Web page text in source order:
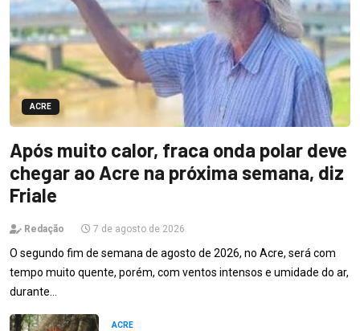
ACRE
Após muito calor, fraca onda polar deve
chegar ao Acre na próxima semana, diz
Friale
Redação 7 de agosto de 2026
O segundo fim de semana de agosto de 2026, no Acre, será com
tempo muito quente, porém, com ventos intensos e umidade do ar,
durante…
ACRE